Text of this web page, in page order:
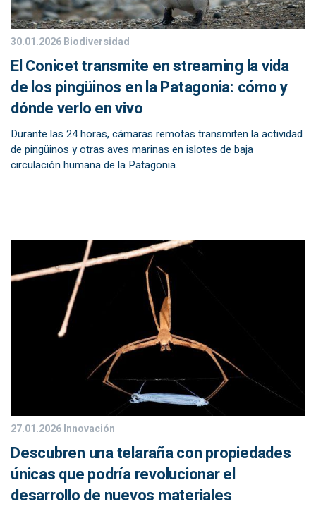
30.01.2026Biodiversidad
El Conicet transmite en streaming la vida
de los pingüinos en la Patagonia: cómo y
dónde verlo en vivo
Durante las 24 horas, cámaras remotas transmiten la actividad
de pingüinos y otras aves marinas en islotes de baja
circulación humana de la Patagonia.
27.01.2026Innovación
Descubren una telaraña con propiedades
únicas que podría revolucionar el
desarrollo de nuevos materiales